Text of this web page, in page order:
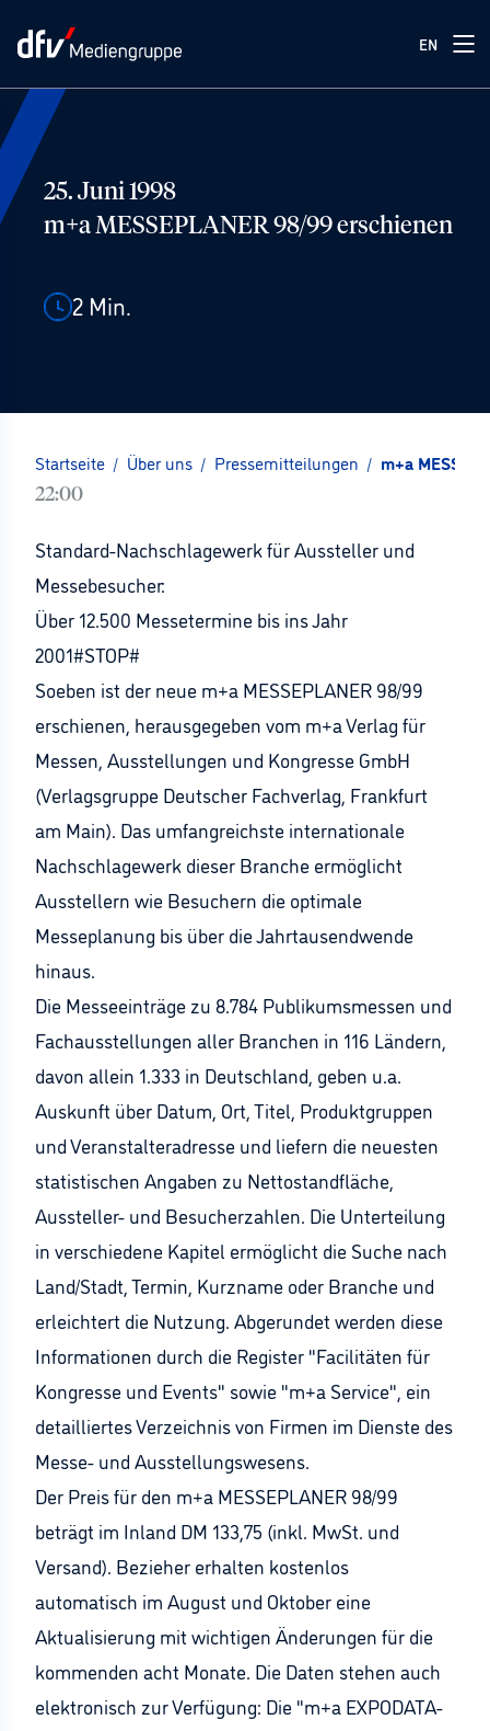
EN
25. Juni 1998
m+a MESSEPLANER 98/99 erschienen
2 Min.
Startseite / Über uns / Pressemitteilungen / m+a
22:00
Standard-Nachschlagewerk für Aussteller und
Messebesucher:
Über 12.500 Messetermine bis ins Jahr
2001#STOP#
Soeben ist der neue m+a MESSEPLANER 98/99
erschienen, herausgegeben vom m+a Verlag für
Messen, Ausstellungen und Kongresse GmbH
(Verlagsgruppe Deutscher Fachverlag, Frankfurt
am Main). Das umfangreichste internationale
Nachschlagewerk dieser Branche ermöglicht
Ausstellern wie Besuchern die optimale
Messeplanung bis über die Jahrtausendwende
hinaus.
Die Messeeinträge zu 8.784 Publikumsmessen und
Fachausstellungen aller Branchen in 116 Ländern,
davon allein 1.333 in Deutschland, geben u.a.
Auskunft über Datum, Ort, Titel, Produktgruppen
und Veranstalteradresse und liefern die neuesten
statistischen Angaben zu Nettostandfläche,
Aussteller- und Besucherzahlen. Die Unterteilung
in verschiedene Kapitel ermöglicht die Suche nach
Land/Stadt, Termin, Kurzname oder Branche und
erleichtert die Nutzung. Abgerundet werden diese
Informationen durch die Register "Facilitäten für
Kongresse und Events" sowie "m+a Service", ein
detailliertes Verzeichnis von Firmen im Dienste des
Messe- und Ausstellungswesens.
Der Preis für den m+a MESSEPLANER 98/99
beträgt im Inland DM 133,75 (inkl. MwSt. und
Versand). Bezieher erhalten kostenlos
automatisch im August und Oktober eine
Aktualisierung mit wichtigen Änderungen für die
kommenden acht Monate. Die Daten stehen auch
elektronisch zur Verfügung: Die "m+a EXPODATA-